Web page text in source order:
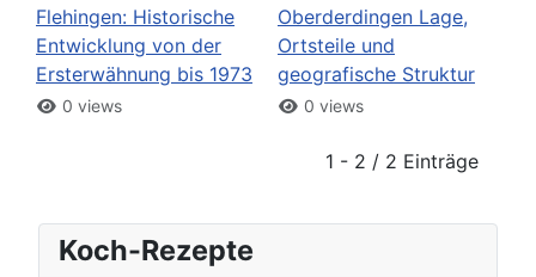
Flehingen: Historische
Entwicklung von der
Ersterwähnung bis 1973
0 views
Oberderdingen Lage,
Ortsteile und
geografische Struktur
0 views
1 - 2 / 2 Einträge
Koch-Rezepte